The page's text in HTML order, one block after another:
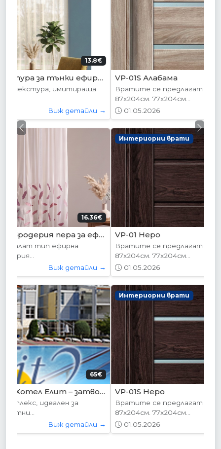
204.52€
VP-01S Алабама
Вратите се предлагат в следните размери:
01.05.2026
Виж детайли →
VP-01 Hepo
Вратите се предлагат в следните размери:
87х204см. 77х204см...
01.05.2026
Виж детайли →
Интериорни врати
VP-01S Hepo
Вратите се предлагат в следните размери:
87х204см. 77х204см...
01.05.2026
Виж детайли →
Previous Next